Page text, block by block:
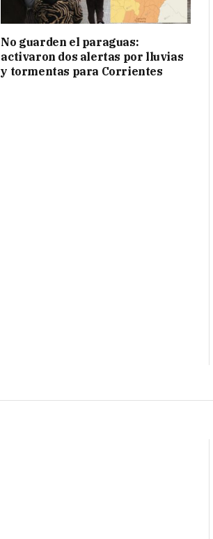
No guarden el paraguas:
activaron dos alertas por lluvias
y tormentas para Corrientes